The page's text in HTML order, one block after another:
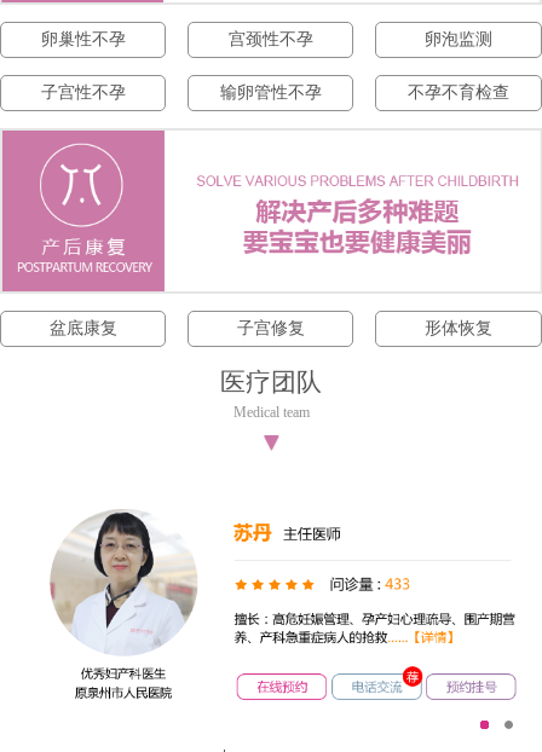
卵巢性不孕 宫颈性不孕 卵泡监测
子宫性不孕 输卵管性不孕 不孕不育检查
盆底康复 子宫修复 形体恢复
医疗团队
Medical team
▼